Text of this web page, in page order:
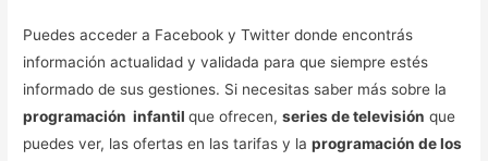
Puedes acceder a Facebook y Twitter donde encontrás
información actualidad y validada para que siempre estés
informado de sus gestiones. Si necesitas saber más sobre la
programación infantilque ofrecen,series de televisión que
puedes ver, las ofertas en las tarifas y laprogramación de los